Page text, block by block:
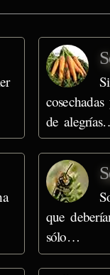
de
que
sólo…